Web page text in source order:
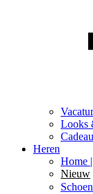
Looks
Cadeau
Heren
Home
Nieuw